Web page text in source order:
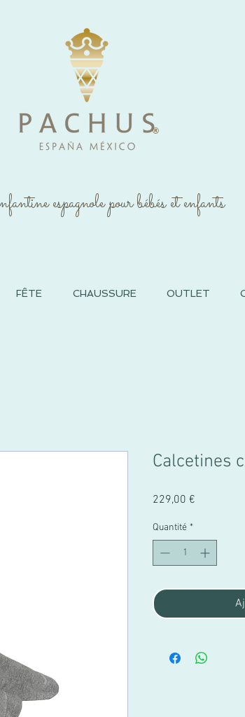
®
espagnole pour bébés et enfants
FÊTE CHAUSSURE OUTLET
Calcetines
229,00 €
Quantité *